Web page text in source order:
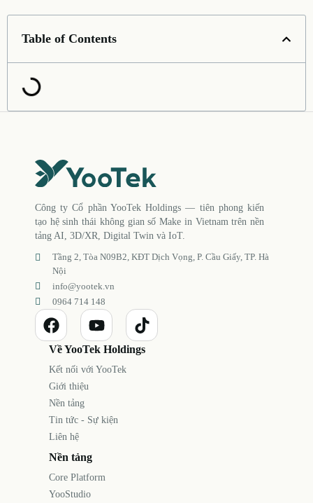
Table of Contents
Công ty Cổ phần YooTek Holdings — tiên phong kiến
tạo hệ sinh thái không gian số Make in Vietnam trên nền
tảng AI, 3D/XR, Digital Twin và IoT.
Tầng 2, Tòa N09B2, KĐT Dịch Vọng, P. Cầu Giấy, TP. Hà
Nội
info@yootek.vn
0964 714 148
Về YooTek Holdings
Kết nối với YooTek
Giới thiệu
Nền tảng
Tin tức - Sự kiện
Liên hệ
Nền tảng
Core Platform
YooStudio